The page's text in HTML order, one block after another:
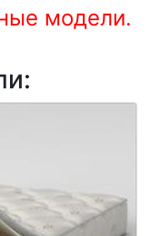
модели.